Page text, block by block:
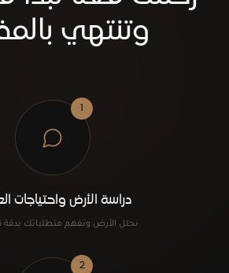
وتنتهي
دراسة الأرض واحتياجات
نحلل الأرض ونفهم متطلباتك بدقة
2